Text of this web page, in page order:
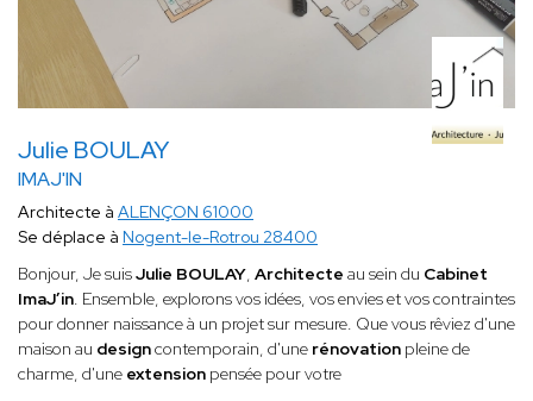
Julie BOULAY
IMAJ'IN
Architecte à ALENÇON 61000
Se déplace à Nogent-le-Rotrou 28400
Bonjour, Je suisJulie BOULAY, Architecte au sein du Cabinet
ImaJ’in. Ensemble, explorons vos idées, vos envies et vos contraintes
pour donner naissance à un projet sur mesure. Que vous rêviez d'une
maison au designcontemporain, d'une rénovation pleine de
charme, d'une extension pensée pour votre